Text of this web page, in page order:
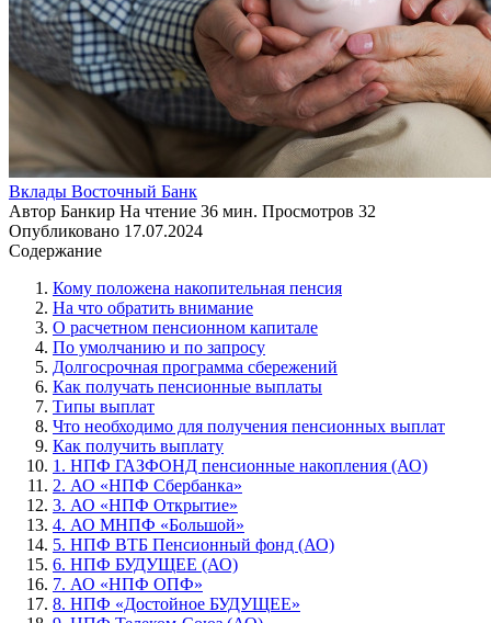
Вклады Восточный Банк
Автор Банкир На чтение 36 мин. Просмотров 32
Опубликовано 17.07.2024
Содержание
Кому положена накопительная пенсия
На что обратить внимание
О расчетном пенсионном капитале
По умолчанию и по запросу
Долгосрочная программа сбережений
Как получать пенсионные выплаты
Типы выплат
Что необходимо для получения пенсионных выплат
Как получить выплату
1. НПФ ГАЗФОНД пенсионные накопления (АО)
2. АО «НПФ Сбербанка»
3. АО «НПФ Открытие»
4. АО МНПФ «Большой»
5. НПФ ВТБ Пенсионный фонд (АО)
6. НПФ БУДУЩЕЕ (АО)
7. АО «НПФ ОПФ»
8. НПФ «Достойное БУДУЩЕЕ»